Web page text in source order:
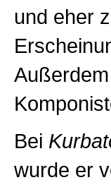
und eher
Bei
wurde er